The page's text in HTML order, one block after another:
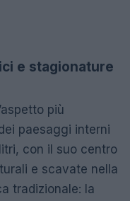
e stagionature
più
paesaggi interni
con il suo centro
e scavate nella
tradizionale: la